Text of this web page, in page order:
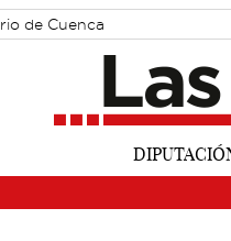
de Cuenca